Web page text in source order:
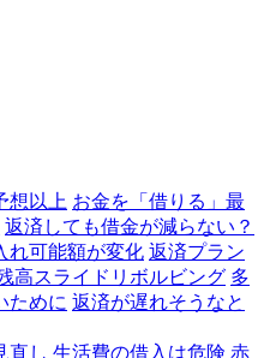
想以上 お金を「借りる」最
返済しても借金が減らない？
れ可能額が変化 返済プラン
高スライドリボルビング 多
ために 返済が遅れそうなと
直し 生活費の借入は危険 赤